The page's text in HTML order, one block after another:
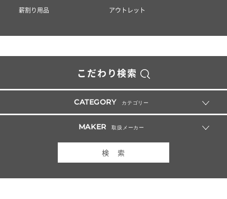
薪割り用品 アウトレット
こだわり検索
CATEGORY カテゴリー
MAKER 取扱メーカー
検 索